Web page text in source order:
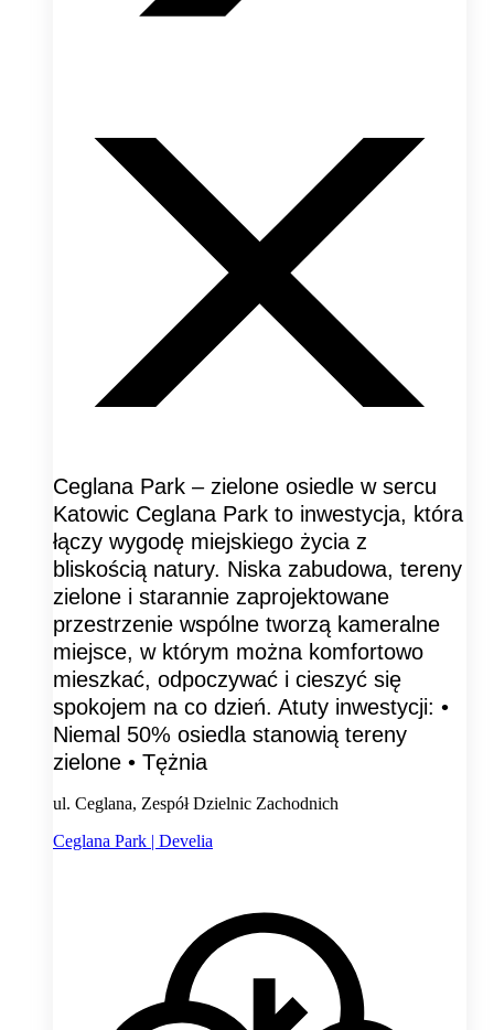
Ceglana Park – zielone osiedle w sercu
Katowic Ceglana Park to inwestycja, która
łączy wygodę miejskiego życia z
bliskością natury. Niska zabudowa, tereny
zielone i starannie zaprojektowane
przestrzenie wspólne tworzą kameralne
miejsce, w którym można komfortowo
mieszkać, odpoczywać i cieszyć się
spokojem na co dzień. Atuty inwestycji: •
Niemal 50% osiedla stanowią tereny
zielone • Tężnia
ul. Ceglana, Zespół Dzielnic Zachodnich
Ceglana Park | Develia